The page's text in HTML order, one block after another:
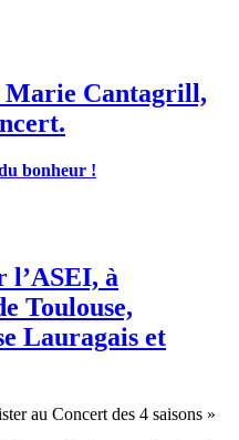
Marie Cantagrill,
bonheur !
l’ASEI, à
Toulouse,
Lauragais et
au Concert des 4 saisons »